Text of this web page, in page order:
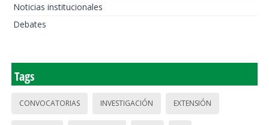
Noticias institucionales
Debates
Tags
CONVOCATORIAS INVESTIGACIÓN EXTENSIÓN